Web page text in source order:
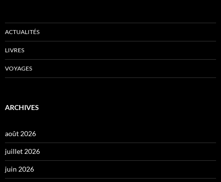
ACTUALITÉS
LIVRES
VOYAGES
ARCHIVES
août 2026
juillet 2026
juin 2026